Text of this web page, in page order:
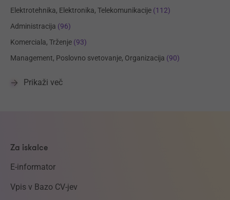
Elektrotehnika, Elektronika, Telekomunikacije (112)
Administracija (96)
Komerciala, Trženje (93)
Management, Poslovno svetovanje, Organizacija (90)
Prikaži več
Za iskalce
E-informator
Vpis v Bazo CV-jev